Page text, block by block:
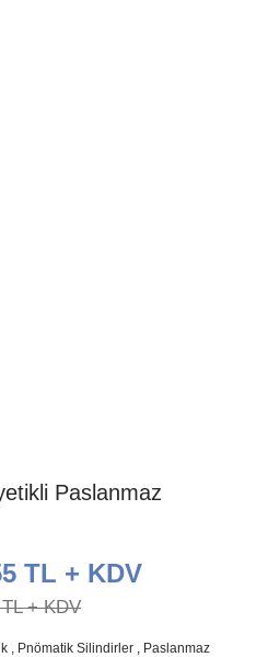
Paslanmaz
TL + KDV
+ KDV
, Pnömatik Silindirler , Paslanmaz